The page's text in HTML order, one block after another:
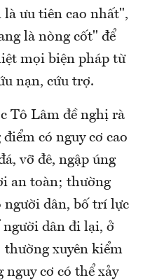
là ưu tiên cao nhất",
là nòng cốt" để
mọi biện pháp từ
nạn, cứu trợ.
Tô Lâm đề nghị rà
có nguy cơ cao
vỡ đê, ngập úng
an toàn; thường
người dân, bố trí lực
dân đi lại, ở
thường xuyên kiểm
cơ có thể xảy